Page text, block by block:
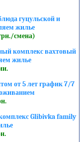
гуцульской и
жилье
смена)
комплекс вахтовый
жилье
от 5 лет график 7/7
Glibivka family